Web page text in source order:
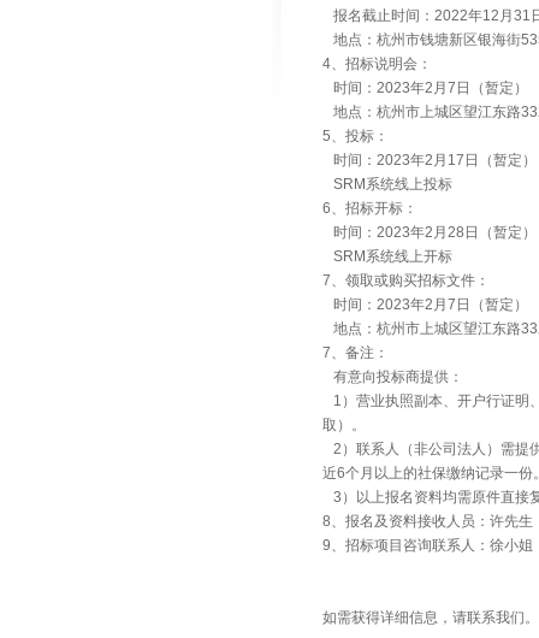
报名截止时间：2022年12月31
地点：杭州市钱塘新区银海街
4、招标说明会：
时间：2023年2月7日（暂定）
地点：杭州市上城区望江东路
5、投标：
时间：2023年2月17日（暂定）
SRM系统线上投标
6、招标开标：
时间：2023年2月28日（暂定）
SRM系统线上开标
7、领取或购买招标文件：
时间：2023年2月7日（暂定）
地点：杭州市上城区望江东路
7、备注：
有意向投标商提供：
1）营业执照副本、开户行证明
取）。
2）联系人（非公司法人）需提
近6个月以上的社保缴纳记录一份
3）以上报名资料均需原件直接
8、报名及资料接收人员：许先
9、招标项目咨询联系人：徐小
如需获得详细信息，请联系我们。